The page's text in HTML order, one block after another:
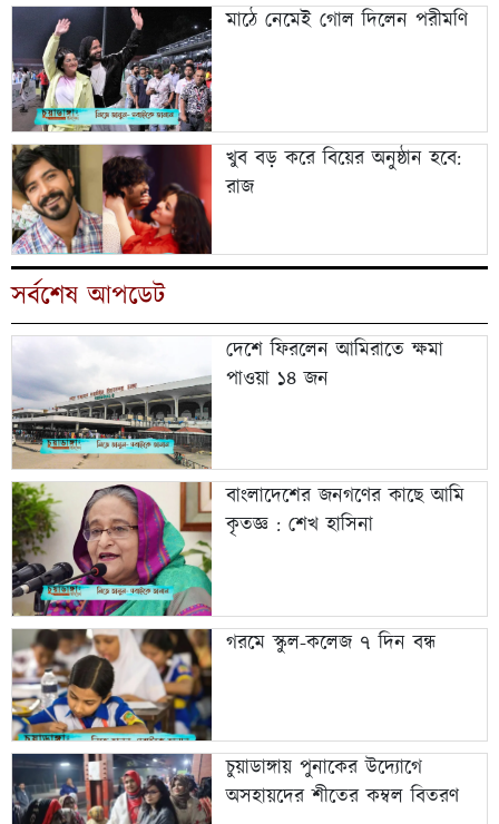
মাঠে নেমেই গোল দিলেন পরীমণি
খুব বড় করে বিয়ের অনুষ্ঠান হবে:
রাজ
সর্বশেষ আপডেট
দেশে ফিরলেন আমিরাতে ক্ষমা
পাওয়া ১৪ জন
বাংলাদেশের জনগণের কাছে আমি
কৃতজ্ঞ : শেখ হাসিনা
গরমে স্কুল-কলেজ ৭ দিন বন্ধ
চুয়াডাঙ্গায় পুনাকের উদ্যোগে
অসহায়দের শীতের কম্বল বিতরণ